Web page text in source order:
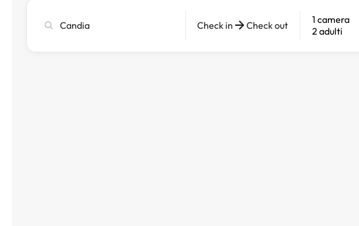
città,
Check in Check out
1 camera
2 adulti